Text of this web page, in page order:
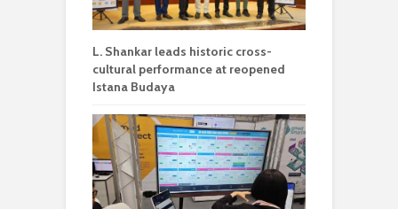
L. Shankar leads historic cross-
cultural performance at reopened
Istana Budaya